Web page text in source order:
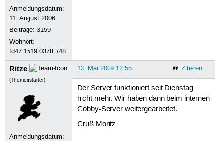
Anmeldungsdatum:
11. August 2006
Beiträge:3159
Wohnort:
fd47:1519:0378::/48
Ritze
(Themenstarter)
Anmeldungsdatum:
Zitieren
13. Mai 2009 12:55
Der Server funktioniert seit Dienstag
nicht mehr. Wir haben dann beim internen
Gobby-Server weitergearbeitet.
Gruß Moritz